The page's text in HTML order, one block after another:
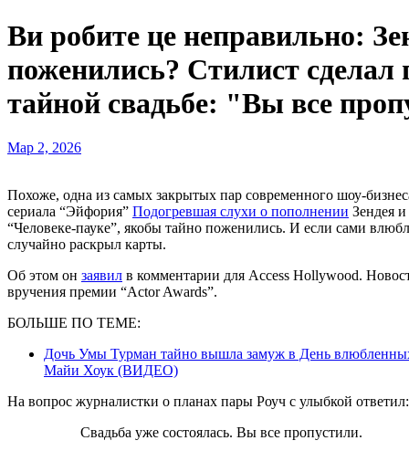
Ви робите це неправильно:
поженились? Стилист сделал
тайной свадьбе: "Вы все
Мар 2, 2026
Похоже, одна из самых закрытых пар современного шоу-бизнеса больше не жених и невеста, а уже муж и жена. Звезда
сериала “Эйфория” Подогревшая слухи о пополнении Зендея
“Человеке-пауке”, якобы тайно поженились. И если сами
случайно раскрыл карты.
Об этом он заявил в комментарии для Access Hollywood.
вручения премии “Actor Awards”.
БОЛЬШЕ ПО ТЕМЕ:
Дочь Умы Турман тайно вышла замуж в День
Майи Хоук (ВИДЕО)
На вопрос журналистки о планах пары Роуч с улыбкой ответил:
Свадьба уже состоялась. Вы все пропустили.